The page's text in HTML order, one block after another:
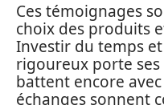
Ces témoignages
choix des produits
Investir du temps
rigoureux porte
battent encore
échanges sonnent